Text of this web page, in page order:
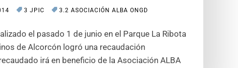
3 JPIC 3.2 ASOCIACIÓN ALBA ONGD
el pasado 1 de junio en el Parque La Ribota
de Alcorcón logró una recaudación
irá en beneficio de la Asociación ALBA